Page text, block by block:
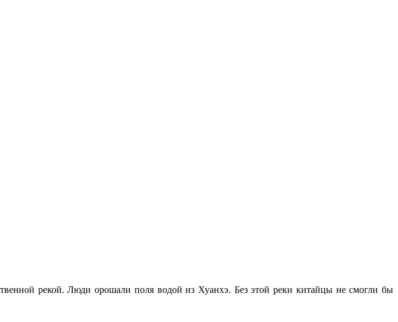
рекой. Люди орошали поля водой из Хуанхэ. Без этой реки китайцы не смогли бы